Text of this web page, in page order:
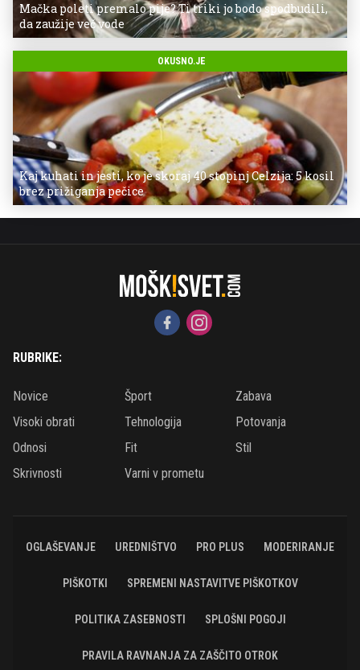
Mačka poleti premalo pije? Ti triki jo bodo spodbudili,
da zaužije več vode
OKUSNO.JE
Kaj kuhati in jesti, ko je skoraj 40 stopinj Celzija: 5 kosil
brez prižiganja pečice
RUBRIKE:
Novice Šport
Zabava
Visoki obrati
Tehnologija
Potovanja
Odnosi
Fit
Stil
Skrivnosti
Varni v prometu
OGLAŠEVANJE UREDNIŠTVO PRO PLUS MODERIRANJE
PIŠKOTKI SPREMENI NASTAVITVE PIŠKOTKOV
POLITIKA ZASEBNOSTI SPLOŠNI POGOJI
PRAVILA RAVNANJA ZA ZAŠČITO OTROK